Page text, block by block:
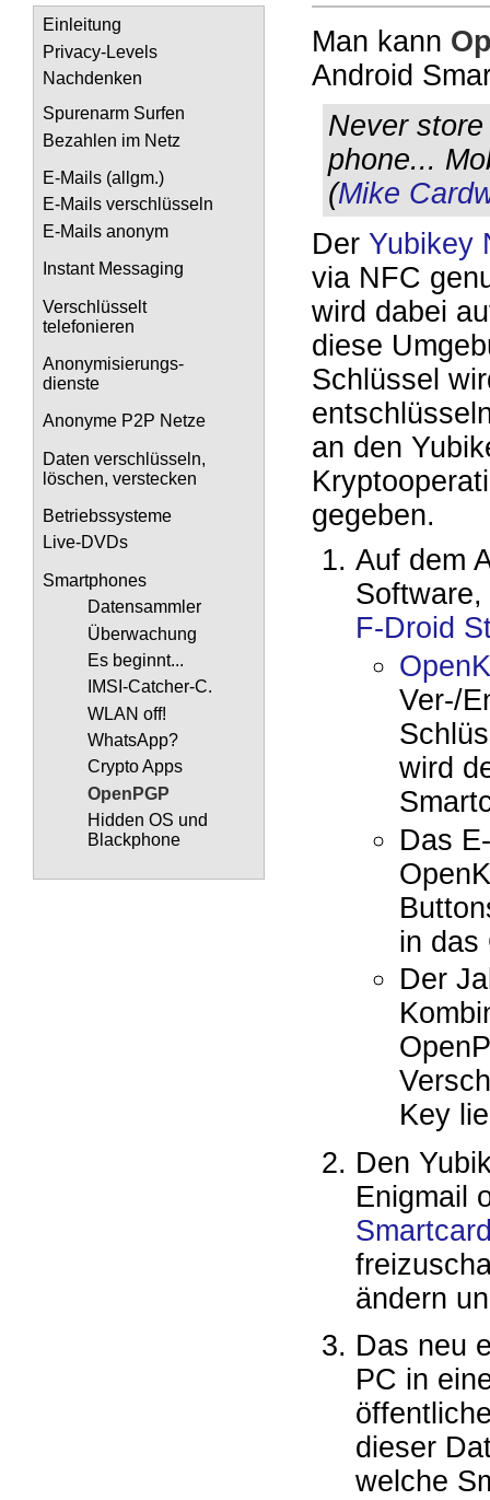
Man kann
Android
Never
phone...
(Mike
Der Yubikey
via NFC
wird dabei
diese
Schlüssel
an den
gegeben.
Auf dem
F-Droid
Ver-/
wird
Das
in das
Der
Key
Den
Enigmail
ändern
Das neu
PC in
dieser
welche
Einleitung
Privacy-Levels
Nachdenken
Spurenarm Surfen
Bezahlen im Netz
E-Mails (allgm.)
E-Mails verschlüsseln
E-Mails anonym
Instant Messaging
Verschlüsselt
telefonieren
Anonymisierungs-
dienste
Anonyme P2P Netze
Daten verschlüsseln,
löschen, verstecken
Betriebssysteme
Live-DVDs
Smartphones
Datensammler
Überwachung
Es beginnt...
IMSI-Catcher-C.
WLAN off!
WhatsApp?
Crypto Apps
OpenPGP
Hidden OS und
Blackphone